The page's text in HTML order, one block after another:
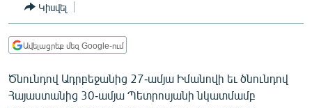
ՀԱՍԱՐԱԿՈՒԹՅՈՒՆ
ՏՆՏԵՍՈՒԹՅՈՒՆ
ՊԱՏԵՐԱԶՄԻ 6 ՇԱԲԱԹՆԵՐԸ
Կիսվել
Ավելացրեք մեզ Google-ում
Ծնունդով Ադրբեջանից 27-ամյա Իմանովի եւ ծնունդով
Հայաստանից 30-ամյա Պետրոսյանի նկատմամբ